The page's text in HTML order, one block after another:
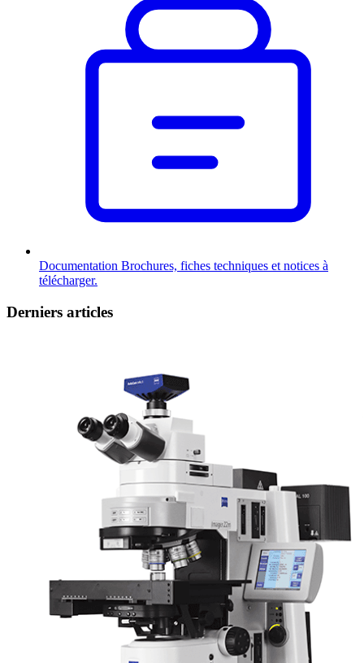
Documentation Brochures, fiches techniques et notices à
télécharger.
Derniers articles